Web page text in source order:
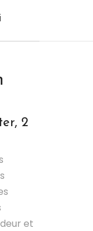
2
et